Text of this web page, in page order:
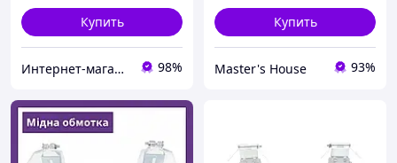
Купить
Интернет-магазин "Рarkside-shop.prom.ua" 98%
Купить
Master's House 93%